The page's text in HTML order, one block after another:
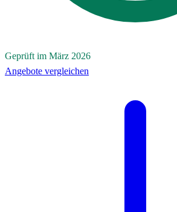
Geprüft im März 2026
Angebote vergleichen